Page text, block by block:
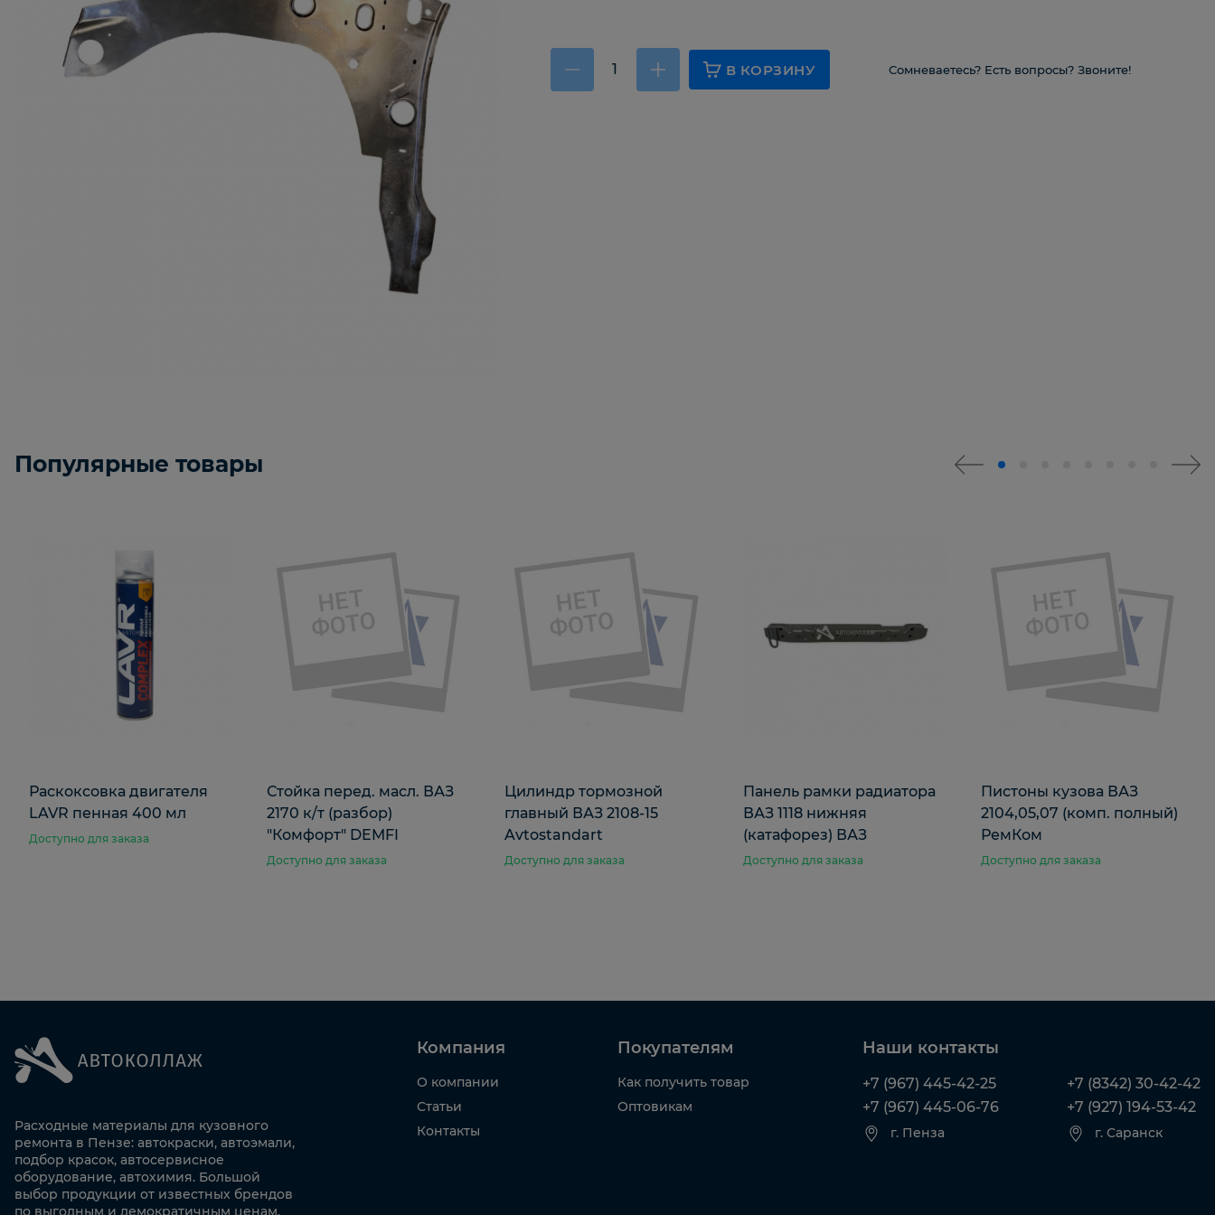
В КОРЗИНУ Сомневаетесь? Есть вопросы? Звоните!
Популярные товары
Раскоксовка двигателя
LAVR пенная 400 мл
Доступно для заказа
Стойка перед. масл. ВАЗ
2170 к/т (разбор)
"Комфорт" DEMFI
Доступно для заказа
Цилиндр тормозной
главный ВАЗ 2108-15
Avtostandart
Доступно для заказа
Панель рамки радиатора
ВАЗ 1118 нижняя
(катафорез) ВАЗ
Доступно для заказа
Пистоны кузова ВАЗ
2104,05,07 (комп. полный)
РемКом
Доступно для заказа
Расходные материалы для кузовного
ремонта в Пензе: автокраски, автоэмали,
подбор красок, автосервисное
оборудование, автохимия. Большой
выбор продукции от известных брендов
по выгодным и демократичным ценам.
Компания
О компании
Статьи
Контакты
Покупателям
Как получить товар
Оптовикам
Наши контакты
+7 (967) 445-42-25
+7 (967) 445-06-76
г. Пенза
+7 (8342) 30-42-42
+7 (927) 194-53-42
г. Саранск